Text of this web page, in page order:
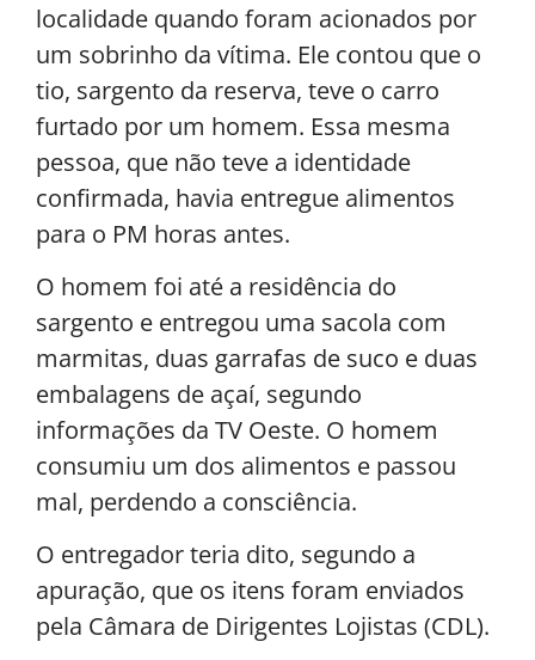
localidade quando foram acionados por
um sobrinho da vítima. Ele contou que o
tio, sargento da reserva, teve o carro
furtado por um homem. Essa mesma
pessoa, que não teve a identidade
confirmada, havia entregue alimentos
para o PM horas antes.
O homem foi até a residência do
sargento e entregou uma sacola com
marmitas, duas garrafas de suco e duas
embalagens de açaí, segundo
informações da TV Oeste. O homem
consumiu um dos alimentos e passou
mal, perdendo a consciência.
O entregador teria dito, segundo a
apuração, que os itens foram enviados
pela Câmara de Dirigentes Lojistas (CDL).